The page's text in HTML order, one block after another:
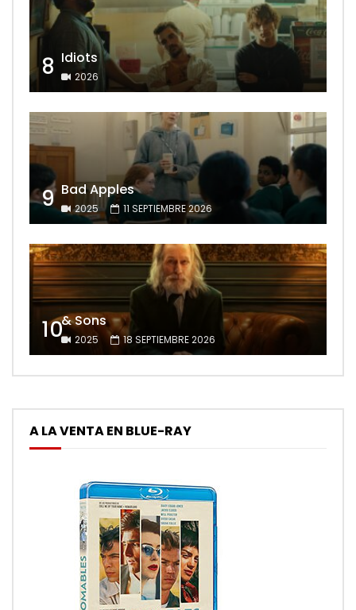
8 Idiots
2026
9 Bad Apples
2025 11 SEPTIEMBRE 2026
10& Sons
2025 18 SEPTIEMBRE 2026
A LA VENTA EN BLUE-RAY